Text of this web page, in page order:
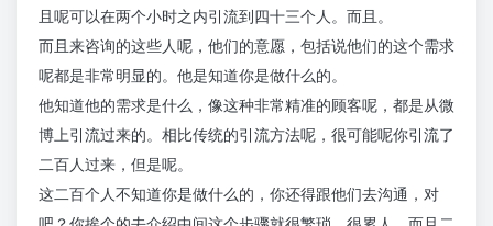
且呢可以在两个小时之内引流到四十三个人。而且。
而且来咨询的这些人呢，他们的意愿，包括说他们的这个需求
呢都是非常明显的。他是知道你是做什么的。
他知道他的需求是什么，像这种非常精准的顾客呢，都是从微
博上引流过来的。相比传统的引流方法呢，很可能呢你引流了
二百人过来，但是呢。
这二百个人不知道你是做什么的，你还得跟他们去沟通，对